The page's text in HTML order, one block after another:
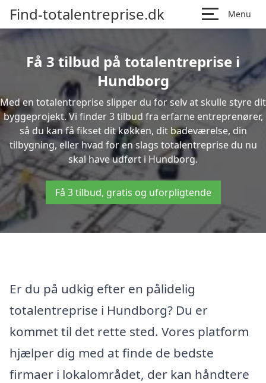
Find-totalentreprise.dk Menu
Få 3 tilbud på totalentreprise i
Hundborg
Med en totalentreprise slipper du for selv at skulle styre dit
byggeprojekt. Vi finder 3 tilbud fra erfarne entreprenører,
så du kan få fikset dit køkken, dit badeværelse, din
tilbygning, eller hvad for en slags totalentreprise du nu
skal have udført i Hundborg.
Få 3 tilbud, gratis og uforpligtende
Er du på udkig efter en pålidelig
totalentreprise i Hundborg? Du er
kommet til det rette sted. Vores platform
hjælper dig med at finde de bedste
firmaer i lokalområdet, der kan håndtere